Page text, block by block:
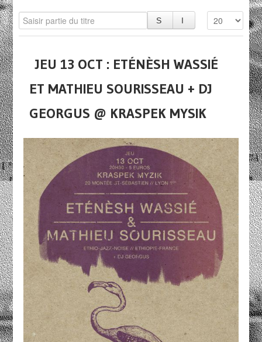
JEU 13 OCT : ETÉNÈSH WASSIÉ
ET MATHIEU SOURISSEAU + DJ
GEORGUS @ KRASPEK MYSIK